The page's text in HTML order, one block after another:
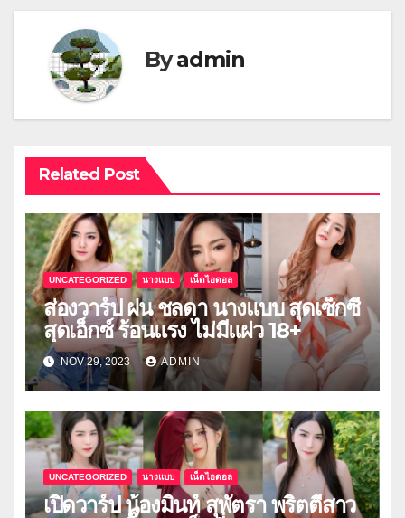
Byadmin
Related Post
UNCATEGORIZED นางแบบ เน็ตไอดอล
ส่องวาร์ป ฝน ชลดา นางแบบ สุดเซ็กซี่
สุดเอ็กซ์ ร้อนแรง ไม่มีแผ่ว 18+
NOV 29, 2023 ADMIN
UNCATEGORIZED นางแบบ เน็ตไอดอล
เปิดวาร์ป น้องมิ้นท์ สุพัตรา พริตตี้สาว